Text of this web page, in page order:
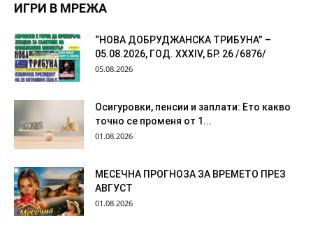
ИГРИ В МРЕЖА
“НОВА ДОБРУДЖАНСКА ТРИБУНА” –
05.08.2026, ГОД. XXХIV, БР. 26 /6876/
05.08.2026
Осигуровки, пенсии и заплати: Ето какво
точно се променя от 1...
01.08.2026
МЕСЕЧНА ПРОГНОЗА ЗА ВРЕМЕТО ПРЕЗ
АВГУСТ
01.08.2026